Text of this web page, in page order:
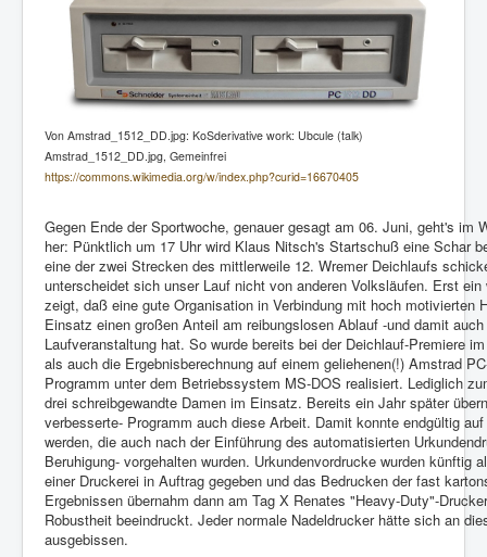
Von Amstrad_1512_DD.jpg: KoSderivative work: Ubcule (talk)
Amstrad_1512_DD.jpg, Gemeinfrei
https://commons.wikimedia.org/w/index.php?curid=16670405
Gegen Ende der Sportwoche, genauer gesagt am 06. Juni, geht's im
her: Pünktlich um 17 Uhr wird Klaus Nitsch's Startschuß eine Schar
eine der zwei Strecken des mittlerweile 12. Wremer Deichlaufs
unterscheidet sich unser Lauf nicht von anderen Volksläufen. Erst
zeigt, daß eine gute Organisation in Verbindung mit hoch motivierten
Einsatz einen großen Anteil am reibungslosen Ablauf -und damit
Laufveranstaltung hat. So wurde bereits bei der Deichlauf-Premiere
als auch die Ergebnisberechnung auf einem geliehenen(!) Amstrad
Programm unter dem Betriebssystem MS-DOS realisiert. Lediglich
drei schreibgewandte Damen im Einsatz. Bereits ein Jahr später
verbesserte- Programm auch diese Arbeit. Damit konnte endgültig
werden, die auch nach der Einführung des automatisierten
Beruhigung- vorgehalten wurden. Urkundenvordrucke wurden künftig
einer Druckerei in Auftrag gegeben und das Bedrucken der fast
Ergebnissen übernahm dann am Tag X Renates "Heavy-Duty"-
Robustheit beeindruckt. Jeder normale Nadeldrucker hätte sich an
ausgebissen.